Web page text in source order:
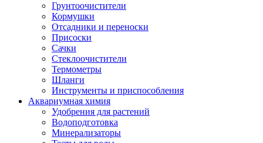
Грунтоочистители
Кормушки
Отсадники и переноски
Присоски
Сачки
Стеклоочистители
Термометры
Шланги
Инструменты и приспособления
Аквариумная химия
Удобрения для растений
Водоподготовка
Минерализаторы